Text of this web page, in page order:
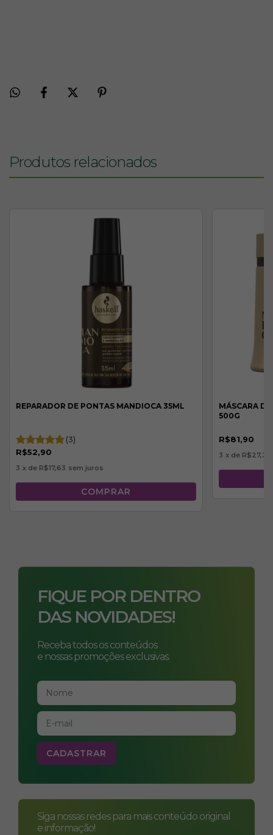
Produtos relacionados
REPARADOR DE PONTAS MANDIOCA 35ML
(3)
R$52,90
3 x de R$17,63 sem juros
MÁSCARA
500G
R$81,90
3 x de R$27,30
FIQUE POR DENTRO
DAS NOVIDADES!
Receba todos os conteúdos
e nossas promoções exclusivas.
Siga nossas redes para mais conteúdo original
e informação!